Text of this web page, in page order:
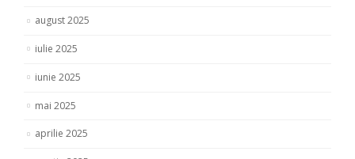
august 2025
iulie 2025
iunie 2025
mai 2025
aprilie 2025